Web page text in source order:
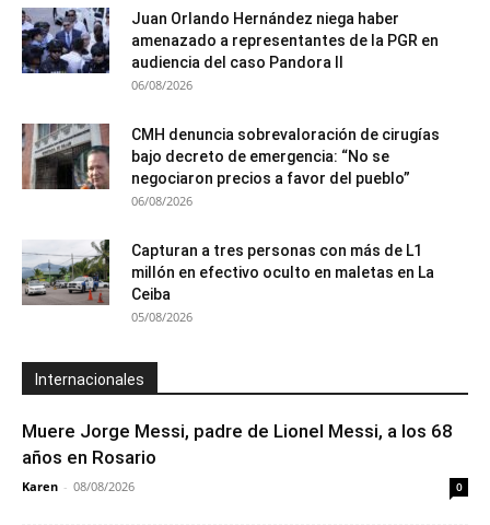
Juan Orlando Hernández niega haber
amenazado a representantes de la PGR en
audiencia del caso Pandora II
06/08/2026
CMH denuncia sobrevaloración de cirugías
bajo decreto de emergencia: “No se
negociaron precios a favor del pueblo”
06/08/2026
Capturan a tres personas con más de L1
millón en efectivo oculto en maletas en La
Ceiba
05/08/2026
Internacionales
Muere Jorge Messi, padre de Lionel Messi, a los 68
años en Rosario
Karen - 08/08/2026 0